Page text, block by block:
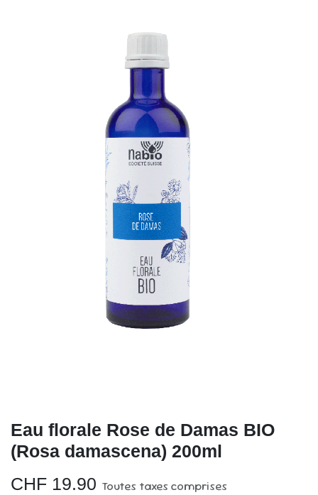
​Eau florale Rose de Damas BIO
(Rosa damascena) 200ml
CHF 19.90 Toutes taxes comprises